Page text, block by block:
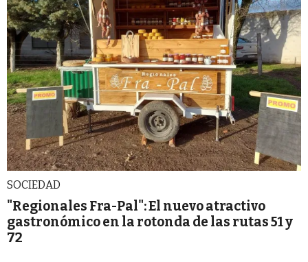
SOCIEDAD
"Regionales Fra-Pal": El nuevo atractivo
gastronómico en la rotonda de las rutas 51 y
72